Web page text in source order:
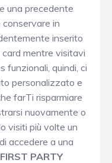
una precedente
in
inserito
mentre visitavi
funzionali, quindi, ci
personalizzato e
farTi risparmiare
nuovamente o
visiti più volte un
accedere a una
FIRST PARTY